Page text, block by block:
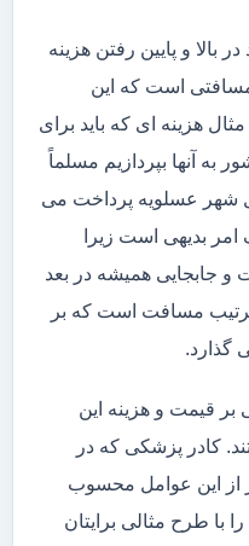
بالا و پایین رفتن هزینه
مسافتی است که این
هزینه ای که باید برای
آنها بپردازیم مسلماً
شهر عسلویه پرداخت می
بدیهی است زیرا
و جابجایی همیشه در بعد
مسافت است که بر
گذارد.
بر قیمت و هزینه این
کادر پزشکی که در
از این عوامل محسوب
با طرح مثالی برایتان